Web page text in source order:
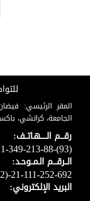
المقر الرئيسي:
الجامعة، كراتشي،
رقـــم الـــــهـاتــف:
349-213-88-(93)
الــرقـــم الـمــوحـد:
21-111-252-692
البريد الإلكتروني: